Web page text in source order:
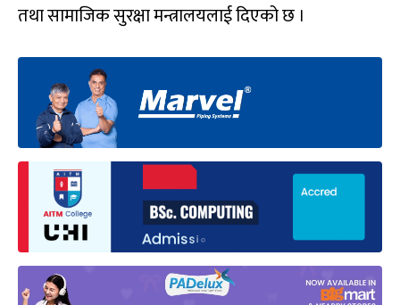
तथा सामाजिक सुरक्षा मन्त्रालयलाई दिएको छ ।